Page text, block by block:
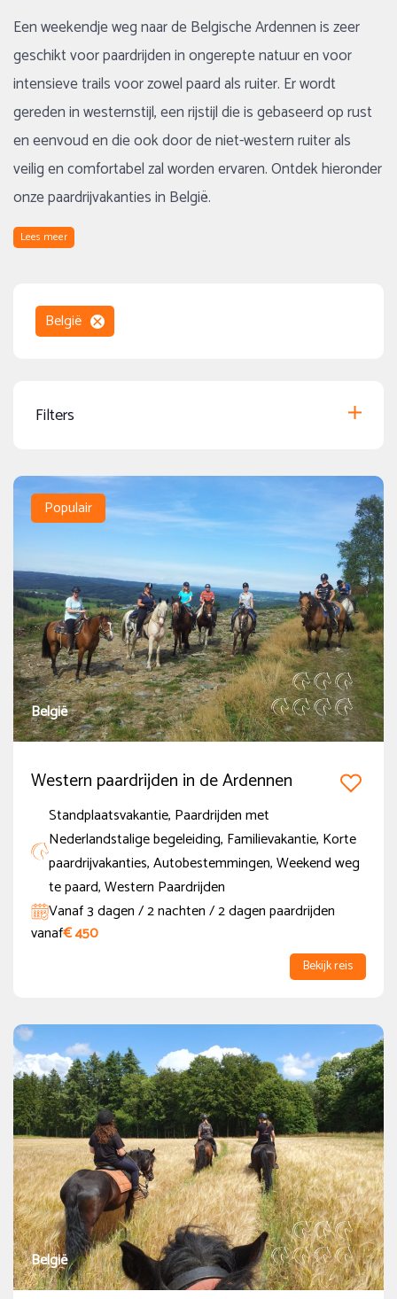
Een weekendje weg naar de Belgische Ardennen is zeer
geschikt voor paardrijden in ongerepte natuur en voor
intensieve trails voor zowel paard als ruiter. Er wordt
gereden in westernstijl, een rijstijl die is gebaseerd op rust
en eenvoud en die ook door de niet-western ruiter als
veilig en comfortabel zal worden ervaren. Ontdek hieronder
onze paardrijvakanties in België.
Lees meer
België
Filters
Aankomsten
augustus2026
ma
di wo do vr za
zo
1
2
Periode
Prijs
Onder de € 500
€ 500 - € 1000
Boven de € 3000
Thema
Standplaatsvakantie
(2)
Paardrijden met Nederlandstalige begeleiding
(2)
Familievakantie
(2)
Korte paardrijvakanties
(2)
Autobestemmingen
(2)
Meer tonen
Land
België
(2)
Populair
België
Western paardrijden in de Ardennen
Standplaatsvakantie, Paardrijden met
Nederlandstalige begeleiding, Familievakantie, Korte
paardrijvakanties, Autobestemmingen, Weekend weg
te paard, Western Paardrijden
Vanaf 3 dagen / 2 nachten / 2 dagen paardrijden
vanaf€ 450
Bekijk reis
België